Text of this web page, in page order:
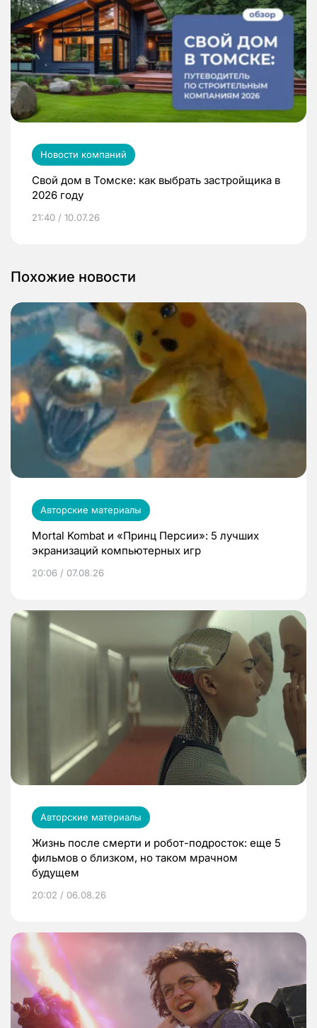
Новости компаний
Свой дом в Томске: как выбрать застройщика в
2026 году
21:40 / 10.07.26
Похожие новости
Авторские материалы
Mortal Kombat и «Принц Персии»: 5 лучших
экранизаций компьютерных игр
20:06 / 07.08.26
Авторские материалы
Жизнь после смерти и робот-подросток: еще 5
фильмов о близком, но таком мрачном
будущем
20:02 / 06.08.26